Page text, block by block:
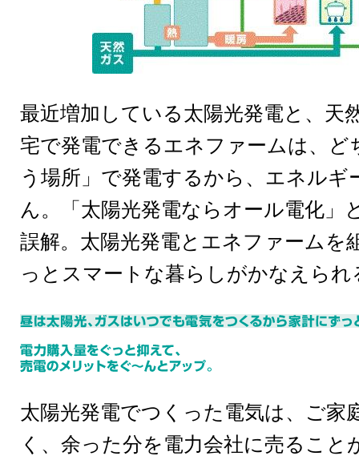
最近増加している太陽光発電と、天
宅で発電できるエネファームは、ど
う場所」で発電するから、エネルギ
ん。「太陽光発電ならオール電化」
誤解。太陽光発電とエネファームを
っとスマートな暮らしがかなえられ
太陽光発電でつくった電気は、ご家
く、余った分を電力会社に売ること